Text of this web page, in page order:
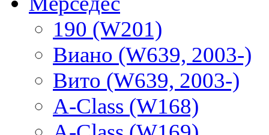
190 (W201)
Виано (W639, 2003-)
Вито (W639, 2003-)
A-Class (W168)